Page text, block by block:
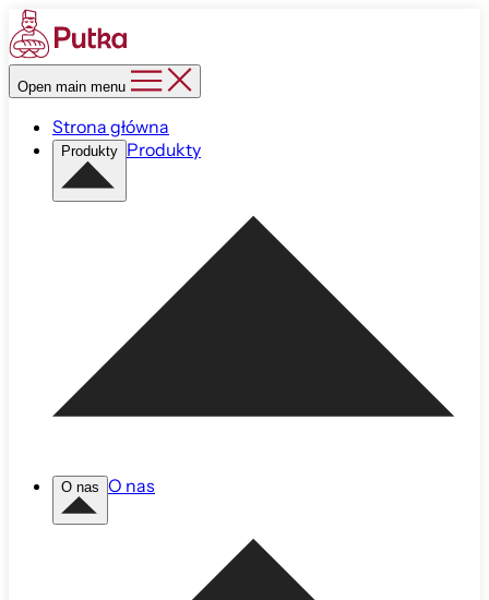
Open main menu
Strona główna
Produkty Produkty
O nas O nas